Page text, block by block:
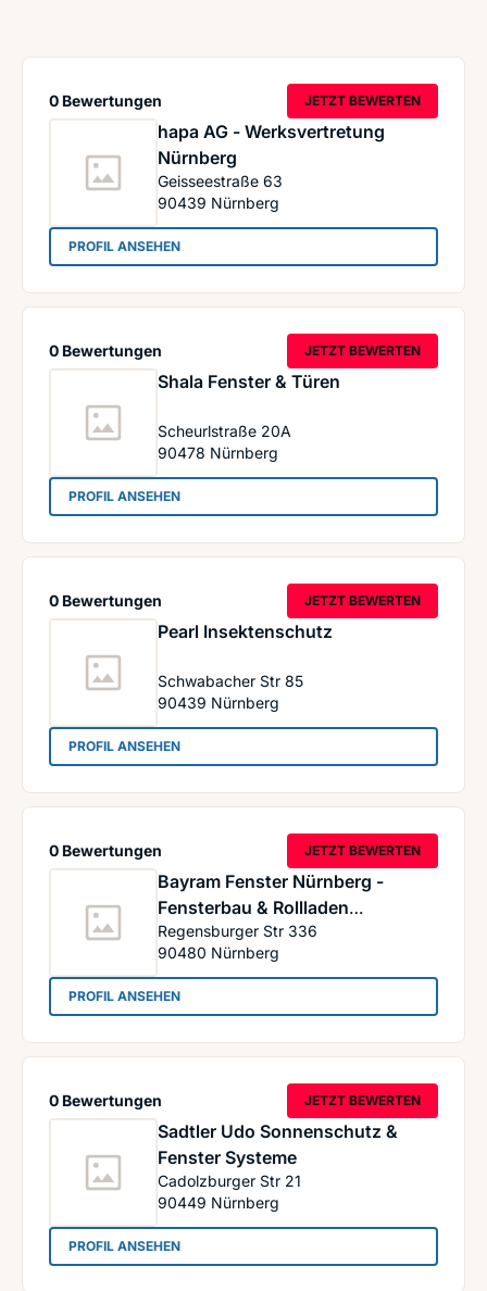
hapa AG - Werksvertretung
Nürnberg
Geisseestraße 63
90439 Nürnberg
0 Bewertungen JETZT BEWERTEN
PROFIL ANSEHEN: hapa AG - Werksvertretung Nürnberg
Shala Fenster & Türen
Scheurlstraße 20A
90478 Nürnberg
0 Bewertungen JETZT BEWERTEN
PROFIL ANSEHEN: Shala Fenster & Türen
Pearl Insektenschutz
Schwabacher Str 85
90439 Nürnberg
0 Bewertungen JETZT BEWERTEN
PROFIL ANSEHEN: Pearl Insektenschutz
Bayram Fenster Nürnberg -
Fensterbau & Rollladen
Fachbetrieb
Regensburger Str 336
90480 Nürnberg
0 Bewertungen JETZT BEWERTEN
PROFIL ANSEHEN: Bayram Fenster Nürnberg - Fensterbau &
Sadtler Udo Sonnenschutz &
Fenster Systeme
Cadolzburger Str 21
90449 Nürnberg
0 Bewertungen JETZT BEWERTEN
PROFIL ANSEHEN: Sadtler Udo Sonnenschutz & Fenster Systeme